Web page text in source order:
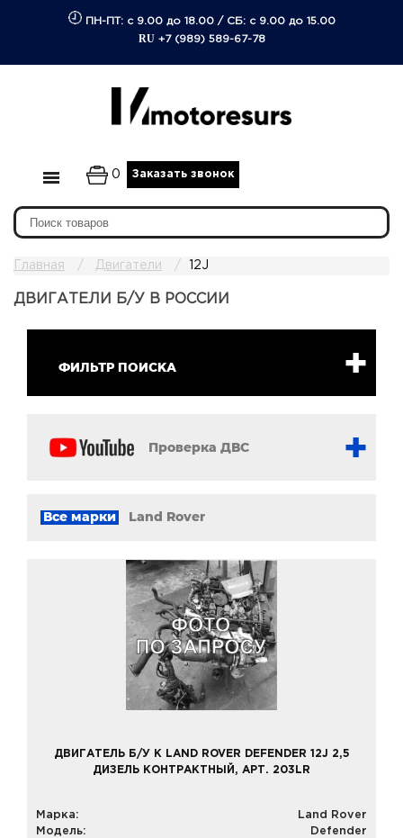
ПН-ПТ: с 9.00 до 18.00/ СБ: с 9.00 до 15.00
RU +7 (989) 589-67-78
0 Заказать звонок
Главная Двигатели 12J
ДВИГАТЕЛИ Б/У В РОССИИ
ФИЛЬТР ПОИСКА
Проверка ДВС
Все марки Land Rover
ДВИГАТЕЛЬ Б/У К LAND ROVER DEFENDER 12J 2,5
ДИЗЕЛЬ КОНТРАКТНЫЙ, АРТ. 203LR
Марка:
Land Rover
Модель:
Defender